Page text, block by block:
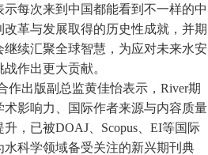
示每次来到中国都能看到不一样的中
改革与发展取得的历史性成就，并期
继续汇聚全球智慧，为应对未来水安
作出更大贡献。
作出版副总监黄佳怡表示，River期
术影响力、国际作者来源与内容质量
，已被DOAJ、Scopus、EI等国际
水科学领域备受关注的新兴期刊典